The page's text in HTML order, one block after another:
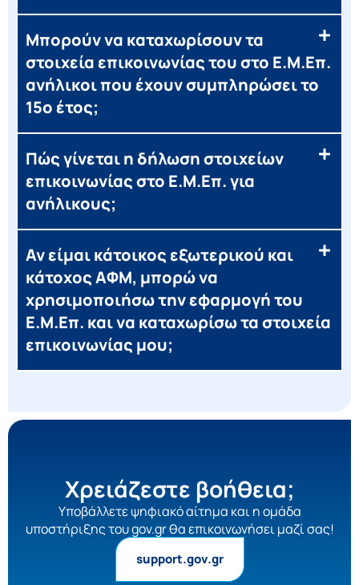
Μπορούν να καταχωρίσουν τα
στοιχεία επικοινωνίας του στο Ε.Μ.Επ.
ανήλικοι που έχουν συμπληρώσει το
15ο έτος;
Πώς γίνεται η δήλωση στοιχείων
επικοινωνίας στο Ε.Μ.Επ. για
ανήλικους;
Αν είμαι κάτοικος εξωτερικού και
κάτοχος ΑΦΜ, μπορώ να
χρησιμοποιήσω την εφαρμογή του
Ε.Μ.Επ. και να καταχωρίσω τα στοιχεία
επικοινωνίας μου;
Χρειάζεστε βοήθεια;
Yποβάλλετε ψηφιακό αίτημα και η ομάδα
υποστήριξης του gov.gr θα επικοινωνήσει μαζί σας!
support.gov.gr